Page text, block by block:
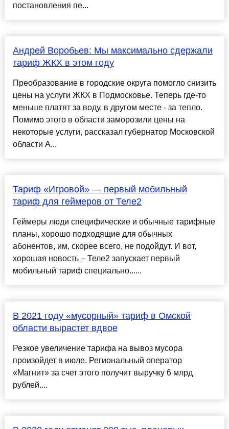
постановления пе...
Андрей Воробьев: Мы максимально сдержали
тариф ЖКХ в этом году
Преобразование в городские округа помогло снизить
цены на услуги ЖКХ в Подмосковье. Теперь где-то
меньше платят за воду, в другом месте - за тепло.
Помимо этого в области заморозили цены на
некоторые услуги, рассказал губернатор Московской
области А...
Тариф «Игровой» — первый мобильный
тариф для геймеров от Теле2
Геймеры люди специфические и обычные тарифные
планы, хорошо подходящие для обычных
абонентов, им, скорее всего, не подойдут. И вот,
хорошая новость – Теле2 запускает первый
мобильный тариф специально......
В 2021 году «мусорный» тариф в Омской
области вырастет вдвое
Резкое увеличение тарифа на вывоз мусора
произойдет в июле. Региональный оператор
«Магнит» за счет этого получит выручку 6 млрд
рублей....